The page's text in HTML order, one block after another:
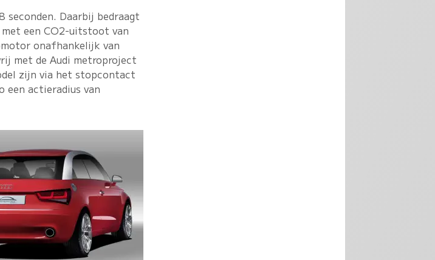
Daarbij bedraagt
een CO2-uitstoot van
onafhankelijk van
met de Audi metroproject
zijn via het stopcontact
een actieradius van